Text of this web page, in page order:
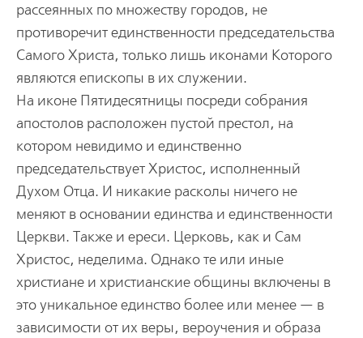
рассеянных по множеству городов, не
противоречит единственности председательства
Самого Христа, только лишь иконами Которого
являются епископы в их служении.
На иконе Пятидесятницы посреди собрания
апостолов расположен пустой престол, на
котором невидимо и единственно
председательствует Христос, исполненный
Духом Отца. И никакие расколы ничего не
меняют в основании единства и единственности
Церкви. Также и ереси. Церковь, как и Сам
Христос, неделима. Однако те или иные
христиане и христианские общины включены в
это уникальное единство более или менее — в
зависимости от их веры, вероучения и образа